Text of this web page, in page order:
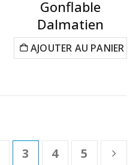
Gonflable
Dalmatien
AJOUTER AU PANIER
3 4 5